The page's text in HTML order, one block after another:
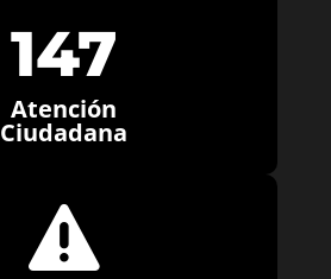
147
Atención
Ciudadana
